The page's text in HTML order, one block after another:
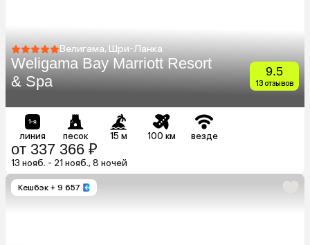
Велигама, Шри-Ланка
Weligama Bay Marriott Resort
& Spa
9.5
13 отзывов
линия песок 15 м 100 км везде
от 337 366 ₽
13 нояб. - 21 нояб., 8 ночей
Кешбэк + 9 657